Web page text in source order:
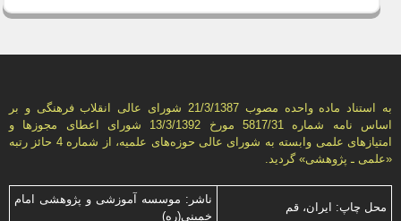
به استناد ماده واحده مصوب 21/3/1387 شورای عالی انقلاب فرهنگی و بر
اساس نامه شماره 5817/31 مورخ 13/3/1392 شورای اعطای مجوزها و
امتيازهای علمی وابسته به شورای عالی حوزه‌های علميه، از شماره 4 حائز رتبه
«علمی ـ پژوهشی» گرديد.
محل چاپ: ایران، قم
ناشر: موسسه آموزشی و پژوهشی امام
خمینی(ره)